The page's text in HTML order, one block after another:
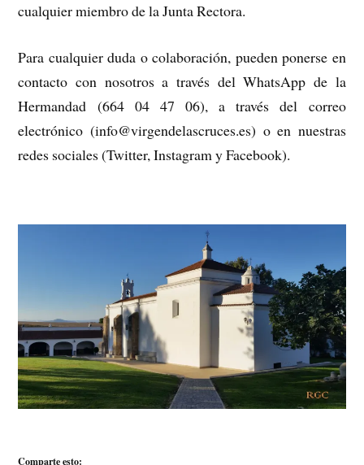
cualquier miembro de la Junta Rectora.
Para cualquier duda o colaboración, pueden ponerse en
contacto con nosotros a través del WhatsApp de la
Hermandad (664 04 47 06), a través del correo
electrónico (info@virgendelascruces.es) o en nuestras
redes sociales (Twitter, Instagram y Facebook).
Comparte esto: